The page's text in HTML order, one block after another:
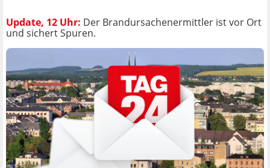
Update, 12 Uhr: Der Brandursachenermittler ist vor Ort
und sichert Spuren.